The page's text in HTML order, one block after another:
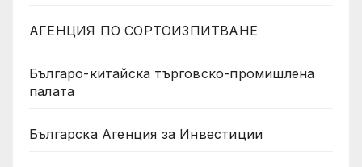
АГЕНЦИЯ ПО СОРТОИЗПИТВАНЕ
Българо-китайска търговско-промишлена
палата
Българска Агенция за Инвестиции